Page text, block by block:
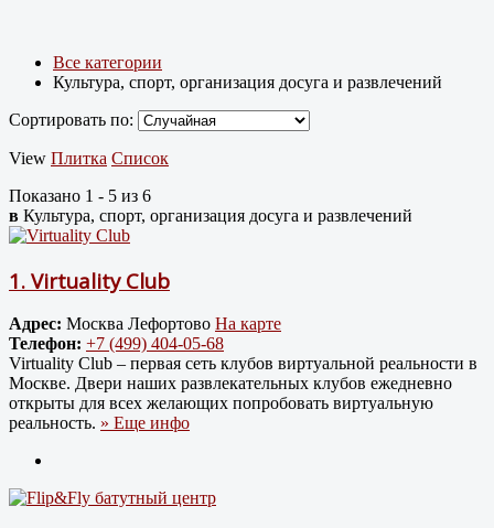
Все категории
Культура, спорт, организация досуга и развлечений
Сортировать по:
View Плитка Список
Показано 1 - 5 из 6
в Культура, спорт, организация досуга и развлечений
1. Virtuality Club
Адрес: Москва Лефортово На карте
Телефон: +7 (499) 404-05-68
Virtuality Club – первая сеть клубов виртуальной реальности в
Москве. Двери наших развлекательных клубов ежедневно
открыты для всех желающих попробовать виртуальную
реальность. » Еще инфо